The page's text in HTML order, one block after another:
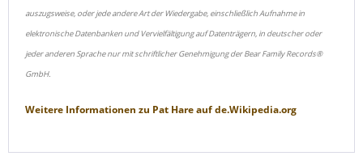
auszugsweise, oder jede andere Art der Wiedergabe, einschließlich Aufnahme in
elektronische Datenbanken und Vervielfältigung auf Datenträgern, in deutscher oder
jeder anderen Sprache nur mit schriftlicher Genehmigung der Bear Family Records®
GmbH.
Weitere Informationen zu Pat Hareaufde.Wikipedia.org